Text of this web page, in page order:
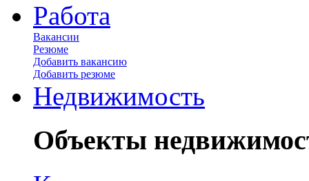
Работа
Вакансии
Резюме
Добавить вакансию
Добавить резюме
Недвижимость
Объекты